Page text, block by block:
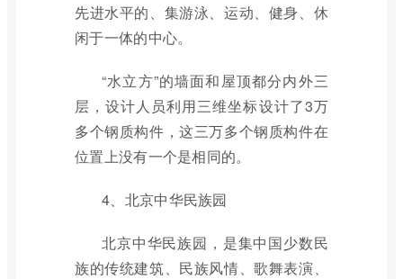
先进水平的、集游泳、运动、健身、休
闲于一体的中心。
“水立方”的墙面和屋顶都分内外三
层，设计人员利用三维坐标设计了3万
多个钢质构件，这三万多个钢质构件在
位置上没有一个是相同的。
4、北京中华民族园
北京中华民族园，是集中国少数民
族的传统建筑、民族风情、歌舞表演、